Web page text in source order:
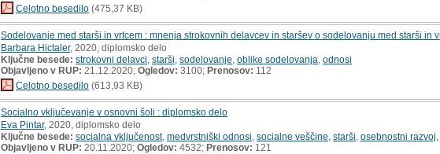
Celotno besedilo (475,37 KB)
Sodelovanje med starši in vrtcem : mnenja strokovnih delavcev in staršev o sodelovanju med starši in
Barbara Hictaler, 2020, diplomsko delo
Ključne besede: strokovni delavci starši sodelovanje oblike sodelovanja odnosi
Objavljeno v RUP: 21.12.2020; Ogledov: 3100; Prenosov: 112
Celotno besedilo (613,93 KB)
Socialno vključevanje v osnovni šoli : diplomsko delo
Eva Pintar, 2020, diplomsko delo
Ključne besede: socialna vključenost, medvrstniški odnosi socialne veščine starši osebnostni razvoj
Objavljeno v RUP: 20.11.2020; Ogledov: 4532; Prenosov: 121